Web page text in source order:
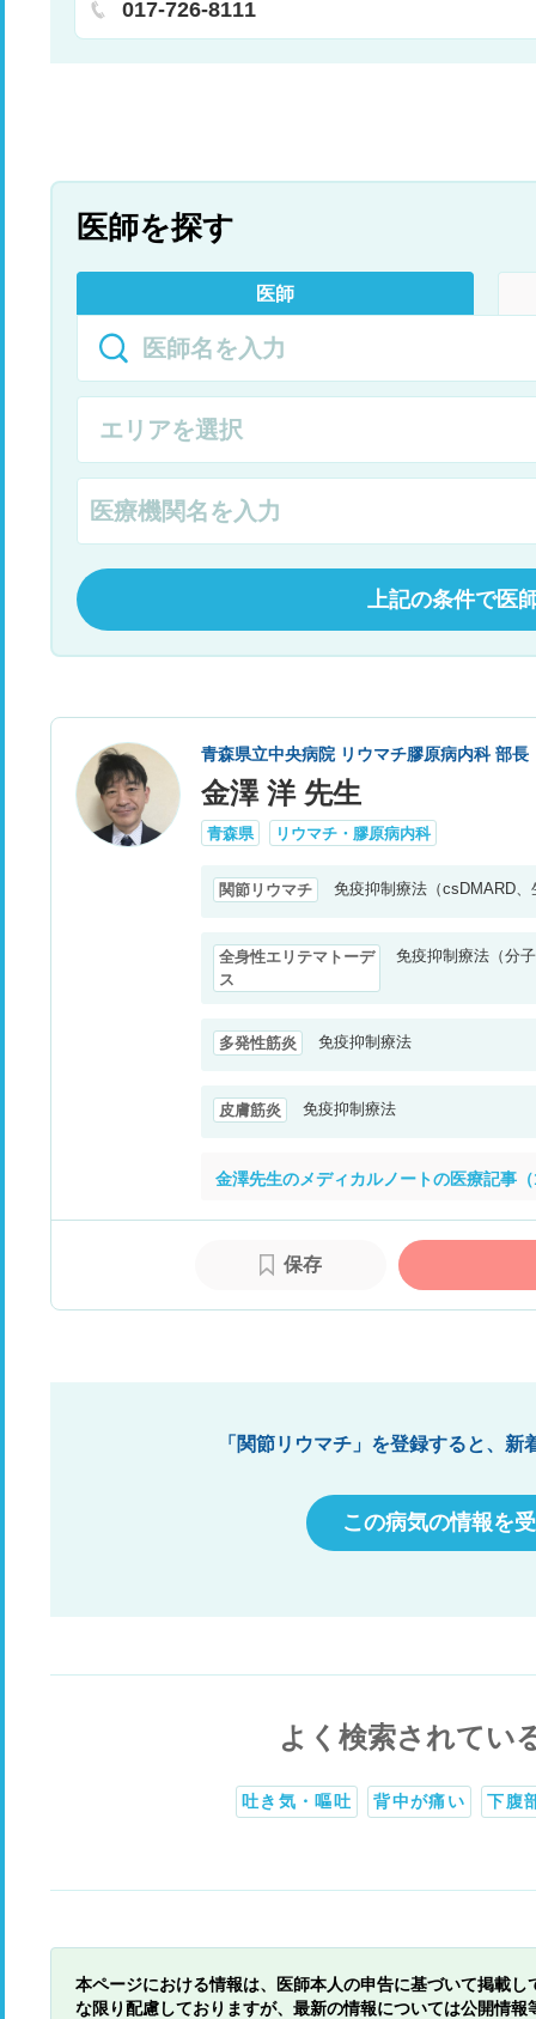
ウマチ科
017-726-8111
医師を探す
医師
上記の条件で医
青森県立中央病院 リウマチ膠原病内科 部長
金澤 洋 先生
青森県 リウマチ・膠原病内科
関節リウマチ 免疫抑制療法（csDMARD
全身性エリテマトーデ
ス
免疫抑制療法（分
多発性筋炎 免疫抑制療法
皮膚筋炎 免疫抑制療法
金澤先生のメディカルノートの医療記事
保存
「関節リウマチ」を登録すると、
この病気の情報を
よく検索されてい
吐き気・嘔吐 背中が痛い 下腹
本ページにおける情報は、医師本人の申告に基づいて掲載
な限り配慮しておりますが、最新の情報については公開情